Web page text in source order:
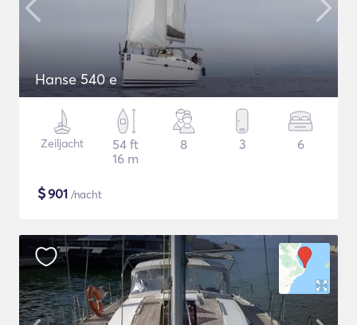
Hanse 540 e
Zeiljacht
54 ft
16 m
8 3 6
$901 /nacht